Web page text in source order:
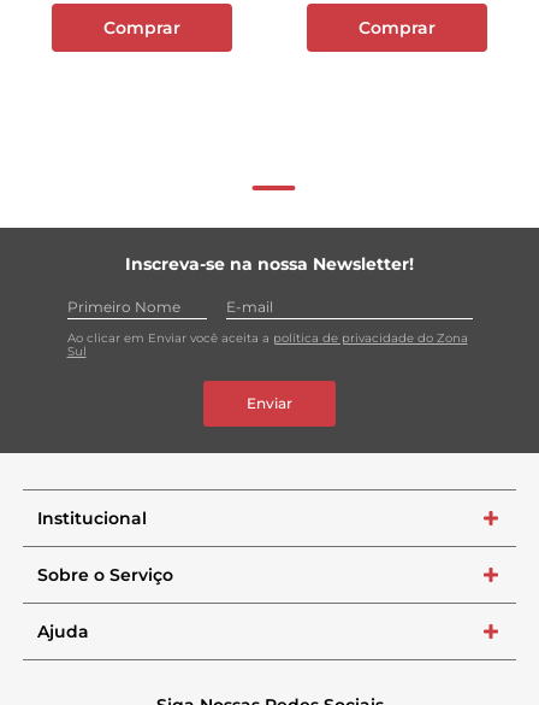
Comprar Comprar
Inscreva-se na nossa Newsletter!
Ao clicar em Enviar você aceita a política de privacidade do Zona
Sul
Enviar
Institucional +
Sobre o Serviço +
Ajuda +